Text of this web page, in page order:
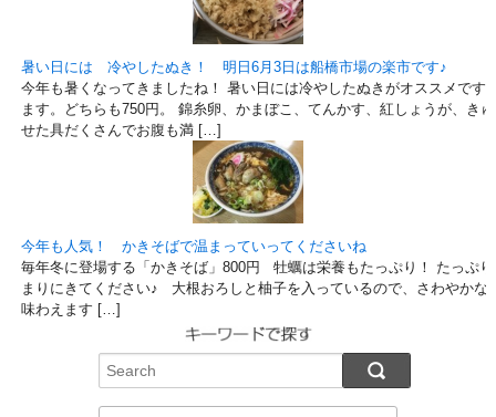
暑い日には 冷やしたぬき！ 明日6月3日は船橋市場の楽市です♪
今年も暑くなってきましたね！ 暑い日には冷やしたぬきがオススメで
ます。どちらも750円。 錦糸卵、かまぼこ、てんかす、紅しょうが、き
せた具だくさんでお腹も満 […]
今年も人気！ かきそばで温まっていってくださいね
毎年冬に登場する「かきそば」800円 牡蠣は栄養もたっぷり！ たっぷ
まりにきてください♪ 大根おろしと柚子を入っているので、さわやかな
味わえます […]